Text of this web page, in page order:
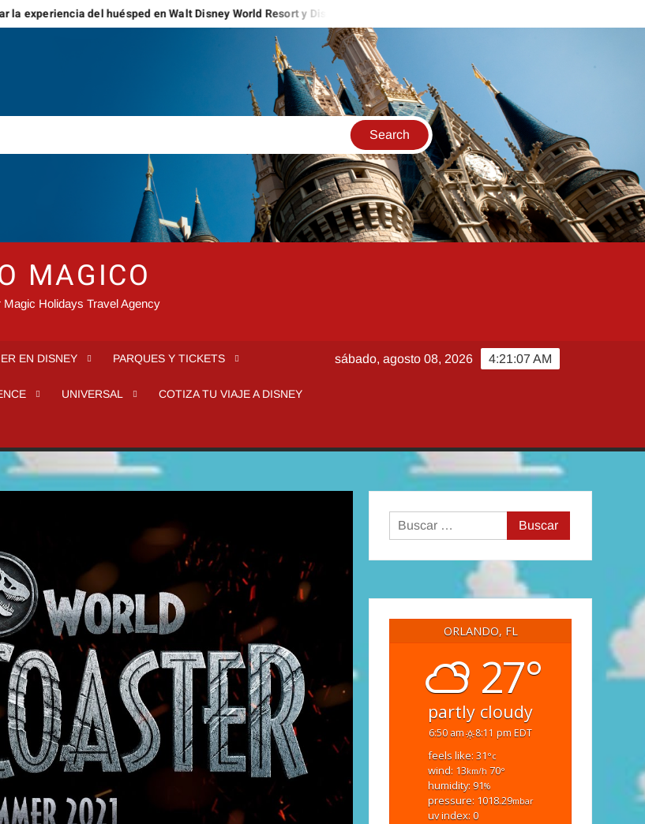
del huésped en Walt Disney World Resort y Disneyland Resort
MAGICO
Holidays Travel Agency
EN DISNEY PARQUES Y TICKETS
UNIVERSAL COTIZA TU VIAJE A DISNEY
4:21:08 AM
sábado, agosto 08, 2026
Buscar:
ORLANDO, FL
27°
partly cloudy
6:50 am 8:11 pm EDT
feels like: 31 °c
wind: 13km/h 70°
humidity: 91%
pressure: 1018.29mbar
uv index: 0